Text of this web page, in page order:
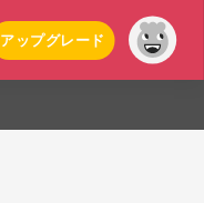
アップグレード